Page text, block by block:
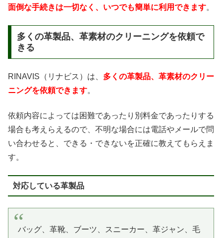
面倒な手続きは一切なく、いつでも簡単に利用できます。
多くの革製品、革素材のクリーニングを依頼で
きる
RINAVIS（リナビス）は、 多くの革製品、革素材のクリー
ニングを依頼できます。
依頼内容によっては困難であったり別料金であったりする
場合も考えらえるので、不明な場合には電話やメールで問
い合わせると、できる・できないを正確に教えてもらえま
す。
対応している革製品
バッグ、革靴、ブーツ、スニーカー、革ジャン、毛